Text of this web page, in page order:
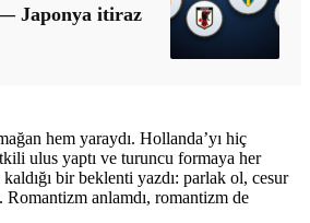
Japonya itiraz
hem yaraydı. Hollanda’yı hiç
ulus yaptı ve turuncu formaya her
kaldığı bir beklenti yazdı: parlak ol, cesur
anlamdı, romantizm de